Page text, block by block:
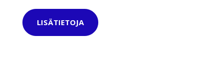
LISÄTIETOJA